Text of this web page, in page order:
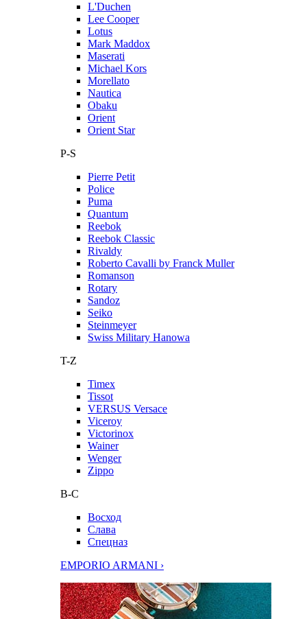
L'Duchen
Lee Cooper
Lotus
Mark Maddox
Maserati
Michael Kors
Morellato
Nautica
Obaku
Orient
Orient Star
P-S
Pierre Petit
Police
Puma
Quantum
Reebok
Reebok Classic
Rivaldy
Roberto Cavalli by Franck Muller
Romanson
Rotary
Sandoz
Seiko
Steinmeyer
Swiss Military Hanowa
T-Z
Timex
Tissot
VERSUS Versace
Viceroy
Victorinox
Wainer
Wenger
Zippo
В-С
Восход
Слава
Спецназ
EMPORIO ARMANI ›